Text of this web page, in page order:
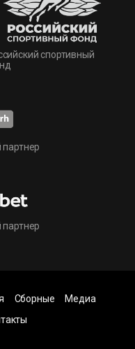
спортивный
Сборные
Медиа